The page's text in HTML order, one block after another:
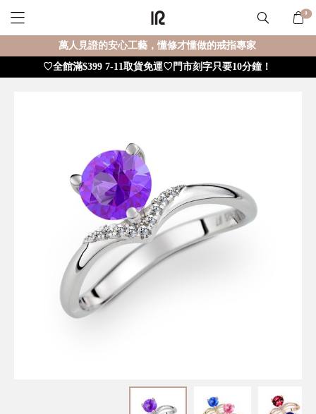
0
萬人見證的安心工藝，懂修才懂做的戒指專家
♡全館滿$399 7-11取貨免運♡門市刻字只要10分鐘！